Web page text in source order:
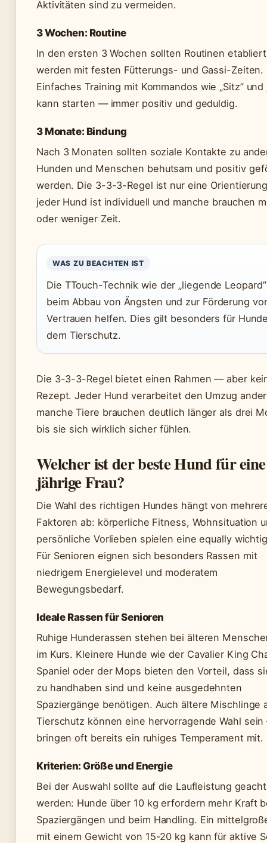
Aktivitäten sind zu vermeiden.
3 Wochen: Routine
In den ersten 3 Wochen sollten Routinen etabliert
werden mit festen Fütterungs- und Gassi-Zeiten.
Einfaches Training mit Kommandos wie „Sitz” und
kann starten — immer positiv und geduldig.
3 Monate: Bindung
Nach 3 Monaten sollten soziale Kontakte zu
Hunden und Menschen behutsam und positiv
werden. Die 3-3-3-Regel ist nur eine
jeder Hund ist individuell und manche brauchen
oder weniger Zeit.
WAS ZU BEACHTEN IST
Die TTouch-Technik wie der „liegende
beim Abbau von Ängsten und zur Förderung
Vertrauen helfen. Dies gilt besonders für
dem Tierschutz.
Die 3-3-3-Regel bietet einen Rahmen — aber
Rezept. Jeder Hund verarbeitet den Umzug
manche Tiere brauchen deutlich länger als drei
bis sie sich wirklich sicher fühlen.
Welcher ist der beste Hund für
jährige Frau?
Die Wahl des richtigen Hundes hängt von
Faktoren ab: körperliche Fitness, Wohnsituation
persönliche Vorlieben spielen eine equally
Für Senioren eignen sich besonders Rassen mit
niedrigem Energielevel und moderatem
Bewegungsbedarf.
Ideale Rassen für Senioren
Ruhige Hunderassen stehen bei älteren
im Kurs. Kleinere Hunde wie der Cavalier King
Spaniel oder der Mops bieten den Vorteil, dass
zu handhaben sind und keine ausgedehnten
Spaziergänge benötigen. Auch ältere Mischlinge
Tierschutz können eine hervorragende Wahl
bringen oft bereits ein ruhiges Temperament mit.
Kriterien: Größe und Energie
Bei der Auswahl sollte auf die Laufleistung
werden: Hunde über 10 kg erfordern mehr Kraft
Spaziergängen und beim Handling. Ein
mit einem Gewicht von 15-20 kg kann für aktive